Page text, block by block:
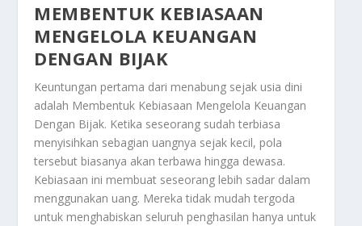
MEMBENTUK KEBIASAAN
MENGELOLA KEUANGAN
DENGAN BIJAK
Keuntungan pertama dari menabung sejak usia dini
adalah Membentuk Kebiasaan Mengelola Keuangan
Dengan Bijak. Ketika seseorang sudah terbiasa
menyisihkan sebagian uangnya sejak kecil, pola
tersebut biasanya akan terbawa hingga dewasa.
Kebiasaan ini membuat seseorang lebih sadar dalam
menggunakan uang. Mereka tidak mudah tergoda
untuk menghabiskan seluruh penghasilan hanya untuk